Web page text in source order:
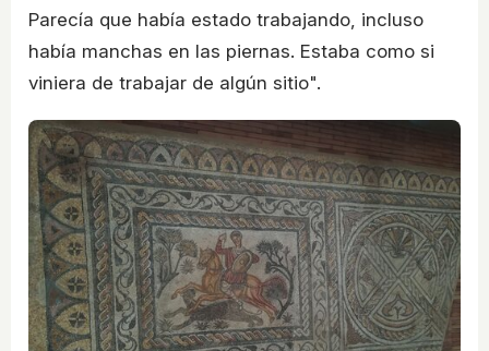
Parecía que había estado trabajando, incluso
había manchas en las piernas. Estaba como si
viniera de trabajar de algún sitio".